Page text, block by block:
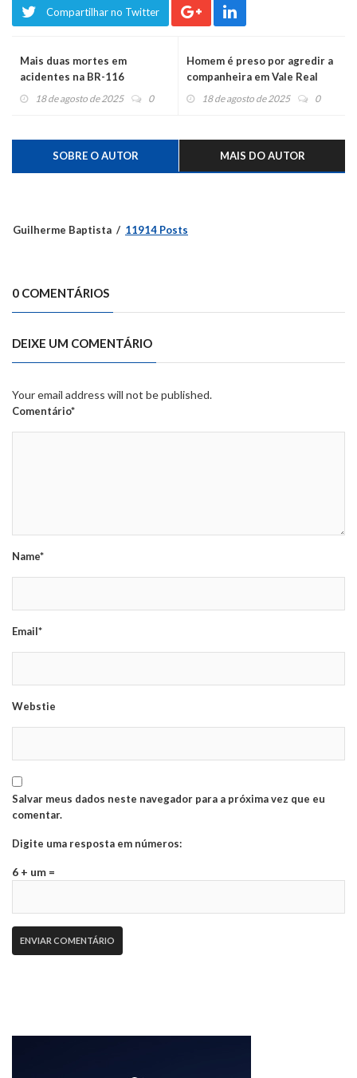
Compartilhar no Twitter
Mais duas mortes em
acidentes na BR-116
18 de agosto de 2025 0
Homem é preso por agredir a
companheira em Vale Real
18 de agosto de 2025 0
SOBRE O AUTOR MAIS DO AUTOR
Guilherme Baptista 11914 Posts
0 COMENTÁRIOS
DEIXE UM COMENTÁRIO
Your email address will not be published.
Comentário*
Name*
Email*
Webstie
Salvar meus dados neste navegador para a próxima vez que eu
comentar.
Digite uma resposta em números:
6 + um =